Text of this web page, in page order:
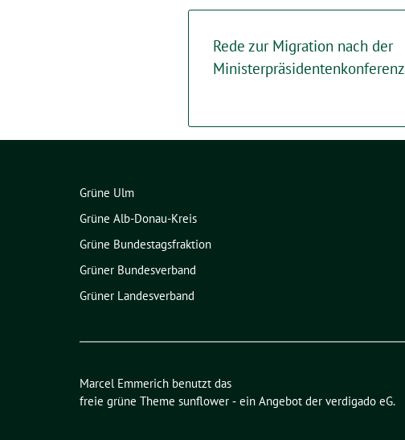
Rede zur Migration nach der
Ministerpräsidentenkonferenz
Grüne Ulm
Grüne Alb-Donau-Kreis
Grüne Bundestagsfraktion
Grüner Bundesverband
Grüner Landesverband
Marcel Emmerich benutzt das
freie grüne Theme sunflower ‐ ein Angebot der verdigado eG.